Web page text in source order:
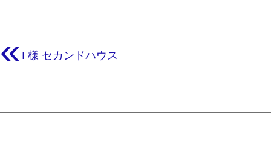
« I 様 セカンドハウス